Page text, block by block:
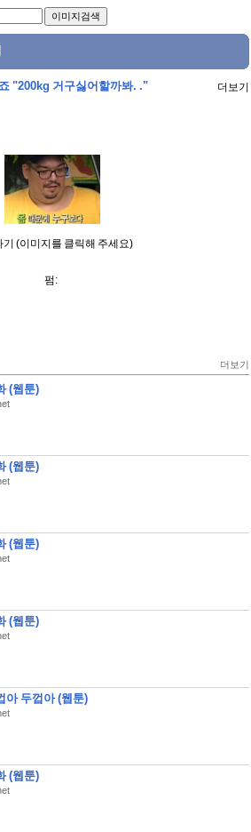
"200kg 거구싫어할까봐. ." 더보기
기 (이미지를 클릭해 주세요)
펌:
더보기
(웹툰)
(웹툰)
(웹툰)
(웹툰)
아 두껍아 (웹툰)
(웹툰)